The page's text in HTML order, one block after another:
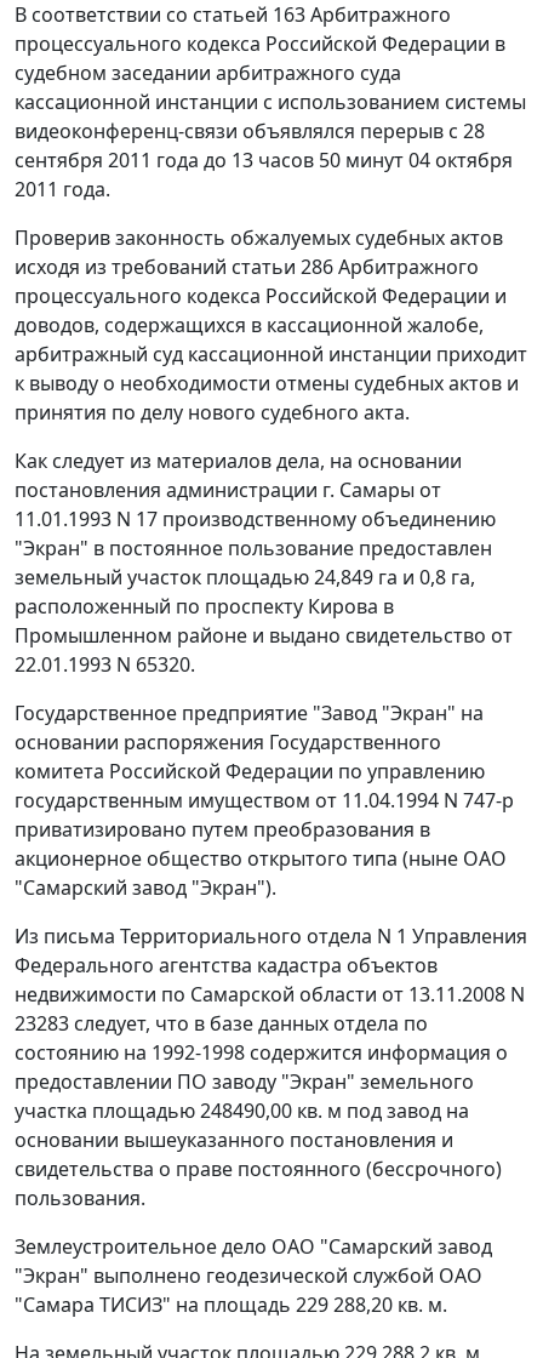
В соответствии со статьей 163Арбитражного
процессуального кодекса Российской Федерации в
судебном заседании арбитражного суда
кассационной инстанции с использованием системы
видеоконференц-связи объявлялся перерыв с 28
сентября 2011 года до 13 часов 50 минут 04 октября
2011 года.
Проверив законность обжалуемых судебных актов
исходя из требований статьи 286Арбитражного
процессуального кодекса Российской Федерации и
доводов, содержащихся в кассационной жалобе,
арбитражный суд кассационной инстанции приходит
к выводу о необходимости отмены судебных актов и
принятия по делу нового судебного акта.
Как следует из материалов дела, на основании
постановления администрации г. Самары от
11.01.1993 N 17 производственному объединению
"Экран" в постоянное пользование предоставлен
земельный участок площадью 24,849 га и 0,8 га,
расположенный по проспекту Кирова в
Промышленном районе и выдано свидетельство от
22.01.1993 N 65320.
Государственное предприятие "Завод "Экран" на
основании распоряжения Государственного
комитета Российской Федерации по управлению
государственным имуществом от 11.04.1994 N 747-р
приватизировано путем преобразования в
акционерное общество открытого типа (ныне ОАО
"Самарский завод "Экран").
Из письма Территориального отдела N 1 Управления
Федерального агентства кадастра объектов
недвижимости по Самарской области от 13.11.2008 N
23283 следует, что в базе данных отдела по
состоянию на 1992-1998 содержится информация о
предоставлении ПО заводу "Экран" земельного
участка площадью 248490,00 кв. м под завод на
основании вышеуказанного постановления и
свидетельства о праве постоянного (бессрочного)
пользования.
Землеустроительное дело ОАО "Самарский завод
"Экран" выполнено геодезической службой ОАО
"Самара ТИСИЗ" на площадь 229 288,20 кв. м.